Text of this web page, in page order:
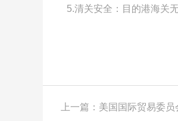
5.清关安全：目的港海关